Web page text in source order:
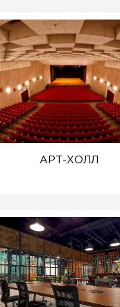
АРТ-ХОЛЛ